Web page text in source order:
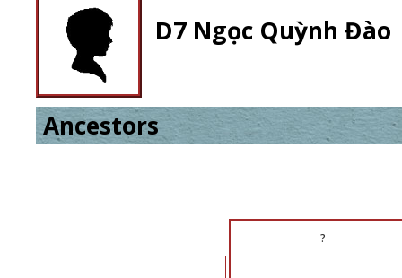
D7 Ngọc Quỳnh Đào
Ancestors
?